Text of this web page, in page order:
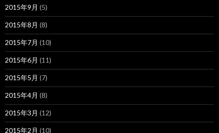
2015年9月 (5)
2015年8月 (8)
2015年7月 (10)
2015年6月 (11)
2015年5月 (7)
2015年4月 (8)
2015年3月 (12)
2015年2月 (10)